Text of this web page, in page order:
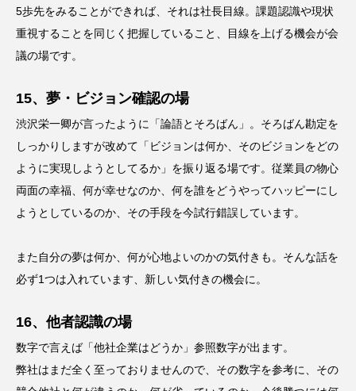
5歩先をみることができれば、それは社長目線。課題認識や現状
重視することを同じく把握していること、目線を上げる機会が会
議の場です。
15、夢・ビジョン確認の場
渋沢栄一卿が言ったように「論語とそろばん」。そろばん勘定を
しっかりしますが改めて「ビジョンは何か、そのビジョンをどの
ように実現しようとしてるか」を振り返る場です。従業員の物心
両面の幸福、何が幸せなのか、何を誰をどうやってハッピーにし
ようとしているのか、その手段を今試行錯誤しています。
また自分の夢は何か、何が心地よいのかの気付きも。そんな話を
必ず1つは入れています、新しい気付きの機会に。
16、他者認識の場
数字で言えば「他社企業はどうか」参照数字が出ます。
弊社はまだ全く至っておりませんので、その数字を参考に、その